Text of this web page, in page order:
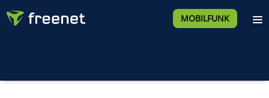
MOBILFUNK